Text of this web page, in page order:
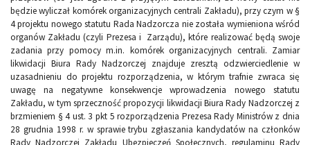
będzie wyliczał komórek organizacyjnych centrali Zakładu), przy czym w §
4 projektu nowego statutu Rada Nadzorcza nie została wymieniona wśród
organów Zakładu (czyli Prezesa i Zarządu), które realizować będą swoje
zadania przy pomocy m.in. komórek organizacyjnych centrali. Zamiar
likwidacji Biura Rady Nadzorczej znajduje zresztą odzwierciedlenie w
uzasadnieniu do projektu rozporządzenia, w którym trafnie zwraca się
uwagę na negatywne konsekwencje wprowadzenia nowego statutu
Zakładu, w tym sprzeczność propozycji likwidacji Biura Rady Nadzorczej z
brzmieniem § 4 ust. 3 pkt 5 rozporządzenia Prezesa Rady Ministrów z dnia
28 grudnia 1998 r. w sprawie trybu zgłaszania kandydatów na członków
Rady Nadzorczej Zakładu Ubezpieczeń Społecznych, regulaminu Rady